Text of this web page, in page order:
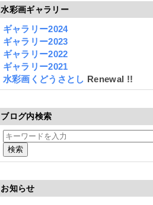
水彩画ギャラリー
ギャラリー2024
ギャラリー2023
ギャラリー2022
ギャラリー2021
水彩画くどうさとし Renewal !!
ブログ内検索
お知らせ